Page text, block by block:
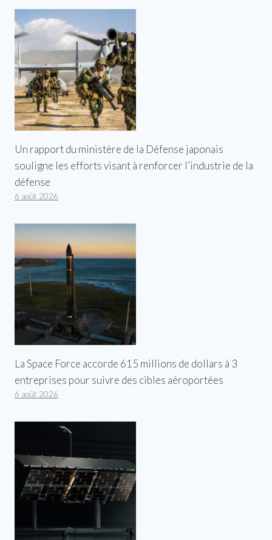
Un rapport du ministère de la Défense japonais
souligne les efforts visant à renforcer l’industrie de la
défense
6 août 2026
La Space Force accorde 615 millions de dollars à 3
entreprises pour suivre des cibles aéroportées
6 août 2026